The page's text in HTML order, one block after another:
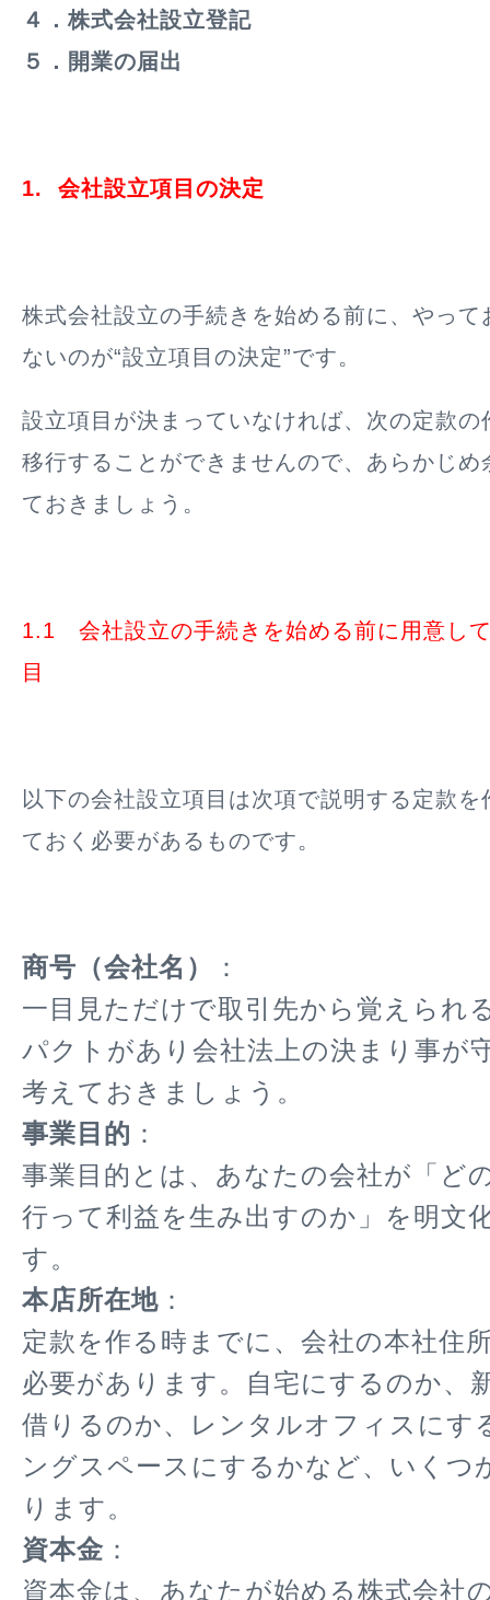
４．株式会社設立登記
５．開業の届出
1. 会社設立項目の決定
株式会社設立の手続きを始める前に、やって
ないのが“設立項目の決定”です。
設立項目が決まっていなければ、次の定款の
移行することができませんので、あらかじめ
ておきましょう。
1.1 会社設立の手続きを始める前に用意し
目
以下の会社設立項目は次項で説明する定款
ておく必要があるものです。
商号（会社名）
：
一目見ただけで取引先から覚えられ
パクトがあり会社法上の決まり事が
考えておきましょう。
事業目的 ：
事業目的とは、あなたの会社が「ど
行って利益を生み出すのか」を明文
す。
本店所在地 ：
定款を作る時までに、会社の本社住
必要があります。自宅にするのか、
借りるのか、レンタルオフィスにす
ングスペースにするかなど、いくつ
ります。
資本金 ：
資本金は、あなたが始める株式会社